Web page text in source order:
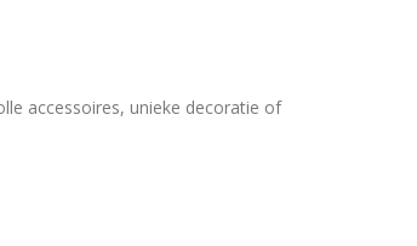
accessoires, unieke decoratie of